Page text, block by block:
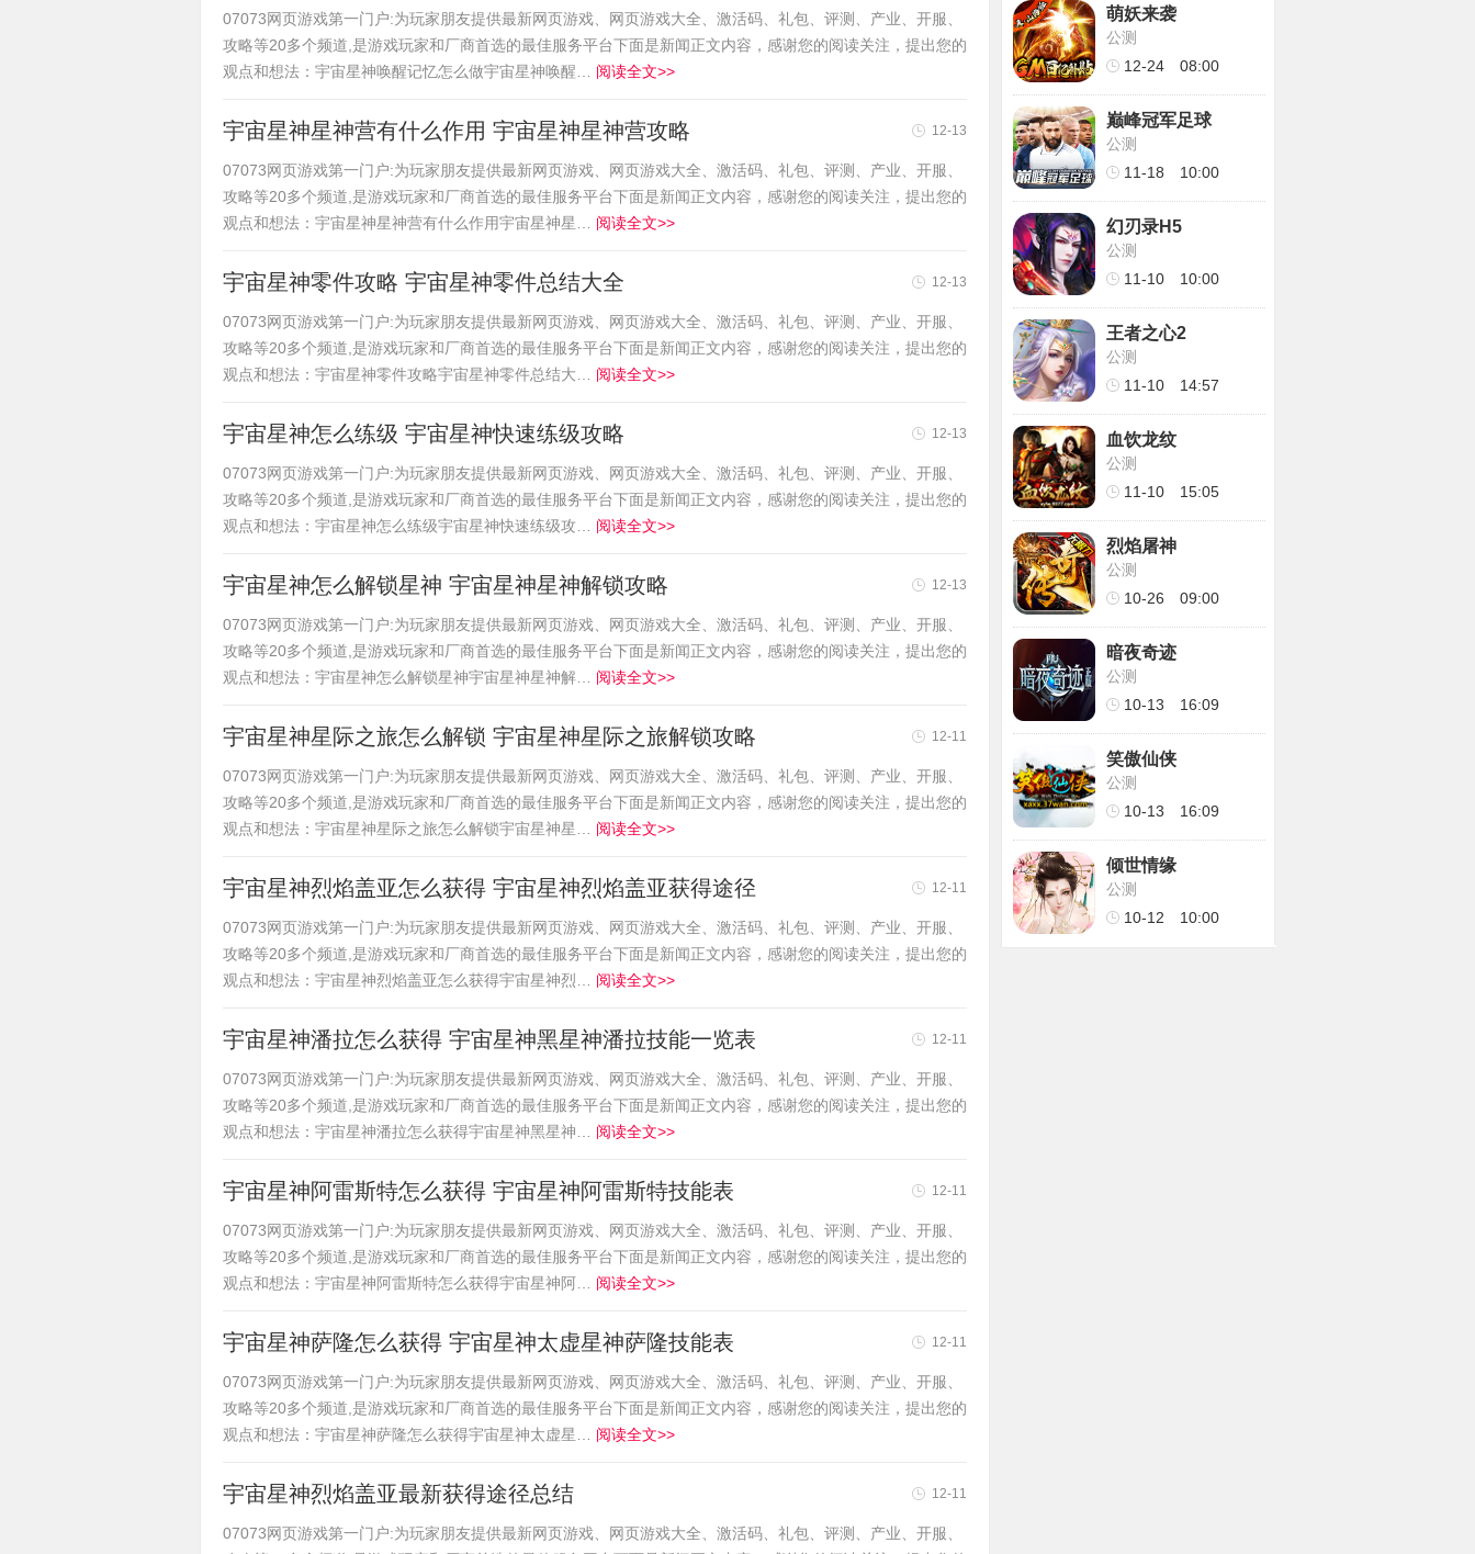
07073网页游戏第一门户:为玩家朋友提供最新网页游戏、网页游戏大全、激活码、礼包、评测、产业、开服、
攻略等20多个频道,是游戏玩家和厂商首选的最佳服务平台下面是新闻正文内容，感谢您的阅读关注，提出您的
观点和想法：宇宙星神唤醒记忆怎么做宇宙星神唤醒… 阅读全文>>
宇宙星神星神营有什么作用 宇宙星神星神营攻略 12-13
07073网页游戏第一门户:为玩家朋友提供最新网页游戏、网页游戏大全、激活码、礼包、评测、产业、开服、
攻略等20多个频道,是游戏玩家和厂商首选的最佳服务平台下面是新闻正文内容，感谢您的阅读关注，提出您的
观点和想法：宇宙星神星神营有什么作用宇宙星神星… 阅读全文>>
宇宙星神零件攻略 宇宙星神零件总结大全 12-13
07073网页游戏第一门户:为玩家朋友提供最新网页游戏、网页游戏大全、激活码、礼包、评测、产业、开服、
攻略等20多个频道,是游戏玩家和厂商首选的最佳服务平台下面是新闻正文内容，感谢您的阅读关注，提出您的
观点和想法：宇宙星神零件攻略宇宙星神零件总结大… 阅读全文>>
宇宙星神怎么练级 宇宙星神快速练级攻略 12-13
07073网页游戏第一门户:为玩家朋友提供最新网页游戏、网页游戏大全、激活码、礼包、评测、产业、开服、
攻略等20多个频道,是游戏玩家和厂商首选的最佳服务平台下面是新闻正文内容，感谢您的阅读关注，提出您的
观点和想法：宇宙星神怎么练级宇宙星神快速练级攻… 阅读全文>>
宇宙星神怎么解锁星神 宇宙星神星神解锁攻略 12-13
07073网页游戏第一门户:为玩家朋友提供最新网页游戏、网页游戏大全、激活码、礼包、评测、产业、开服、
攻略等20多个频道,是游戏玩家和厂商首选的最佳服务平台下面是新闻正文内容，感谢您的阅读关注，提出您的
观点和想法：宇宙星神怎么解锁星神宇宙星神星神解… 阅读全文>>
宇宙星神星际之旅怎么解锁 宇宙星神星际之旅解锁攻略 12-11
07073网页游戏第一门户:为玩家朋友提供最新网页游戏、网页游戏大全、激活码、礼包、评测、产业、开服、
攻略等20多个频道,是游戏玩家和厂商首选的最佳服务平台下面是新闻正文内容，感谢您的阅读关注，提出您的
观点和想法：宇宙星神星际之旅怎么解锁宇宙星神星… 阅读全文>>
宇宙星神烈焰盖亚怎么获得 宇宙星神烈焰盖亚获得途径 12-11
07073网页游戏第一门户:为玩家朋友提供最新网页游戏、网页游戏大全、激活码、礼包、评测、产业、开服、
攻略等20多个频道,是游戏玩家和厂商首选的最佳服务平台下面是新闻正文内容，感谢您的阅读关注，提出您的
观点和想法：宇宙星神烈焰盖亚怎么获得宇宙星神烈… 阅读全文>>
宇宙星神潘拉怎么获得 宇宙星神黑星神潘拉技能一览表 12-11
07073网页游戏第一门户:为玩家朋友提供最新网页游戏、网页游戏大全、激活码、礼包、评测、产业、开服、
攻略等20多个频道,是游戏玩家和厂商首选的最佳服务平台下面是新闻正文内容，感谢您的阅读关注，提出您的
观点和想法：宇宙星神潘拉怎么获得宇宙星神黑星神… 阅读全文>>
宇宙星神阿雷斯特怎么获得 宇宙星神阿雷斯特技能表 12-11
07073网页游戏第一门户:为玩家朋友提供最新网页游戏、网页游戏大全、激活码、礼包、评测、产业、开服、
攻略等20多个频道,是游戏玩家和厂商首选的最佳服务平台下面是新闻正文内容，感谢您的阅读关注，提出您的
观点和想法：宇宙星神阿雷斯特怎么获得宇宙星神阿… 阅读全文>>
宇宙星神萨隆怎么获得 宇宙星神太虚星神萨隆技能表 12-11
07073网页游戏第一门户:为玩家朋友提供最新网页游戏、网页游戏大全、激活码、礼包、评测、产业、开服、
攻略等20多个频道,是游戏玩家和厂商首选的最佳服务平台下面是新闻正文内容，感谢您的阅读关注，提出您的
观点和想法：宇宙星神萨隆怎么获得宇宙星神太虚星… 阅读全文>>
宇宙星神烈焰盖亚最新获得途径总结 12-11
07073网页游戏第一门户:为玩家朋友提供最新网页游戏、网页游戏大全、激活码、礼包、评测、产业、开服、
萌妖来袭
公测
12-24 08:00
巅峰冠军足球
公测
11-18 10:00
幻刃录H5
公测
11-10 10:00
王者之心2
公测
11-10 14:57
血饮龙纹
公测
11-10 15:05
烈焰屠神
公测
10-26 09:00
暗夜奇迹
公测
10-13 16:09
笑傲仙侠
公测
10-13 16:09
倾世情缘
公测
10-12 10:00